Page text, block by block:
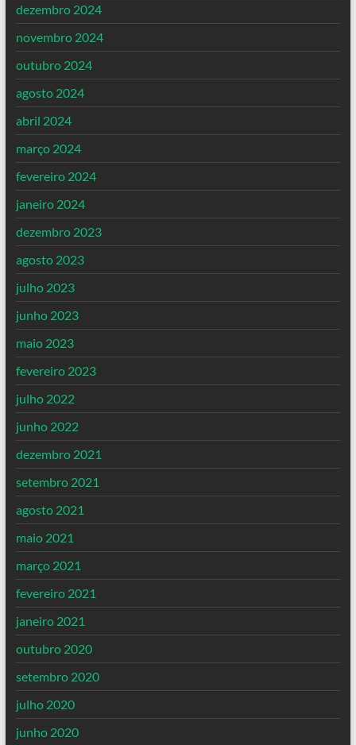
dezembro 2024
novembro 2024
outubro 2024
agosto 2024
abril 2024
março 2024
fevereiro 2024
janeiro 2024
dezembro 2023
agosto 2023
julho 2023
junho 2023
maio 2023
fevereiro 2023
julho 2022
junho 2022
dezembro 2021
setembro 2021
agosto 2021
maio 2021
março 2021
fevereiro 2021
janeiro 2021
outubro 2020
setembro 2020
julho 2020
junho 2020